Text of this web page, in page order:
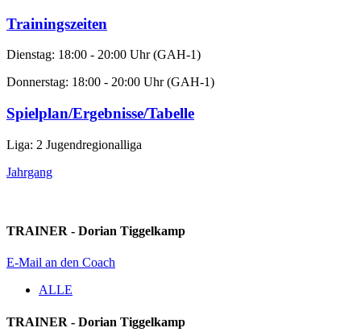
Trainingszeiten
Dienstag: 18:00 - 20:00 Uhr (GAH-1)
Donnerstag: 18:00 - 20:00 Uhr (GAH-1)
Spielplan/Ergebnisse/Tabelle
Liga: 2 Jugendregionalliga
Jahrgang
TRAINER - Dorian Tiggelkamp
E-Mail an den Coach
ALLE
TRAINER - Dorian Tiggelkamp